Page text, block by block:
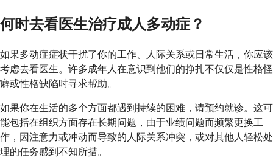
何时去看医生治疗成人多动症？
如果多动症症状干扰了你的工作、人际关系或日常生活，你应该
考虑去看医生。许多成年人在意识到他们的挣扎不仅仅是性格怪
癖或性格缺陷时寻求帮助。
如果你在生活的多个方面都遇到持续的困难，请预约就诊。这可
能包括在组织方面存在长期问题，由于业绩问题而频繁更换工
作，因注意力或冲动而导致的人际关系冲突，或对其他人轻松处
理的任务感到不知所措。